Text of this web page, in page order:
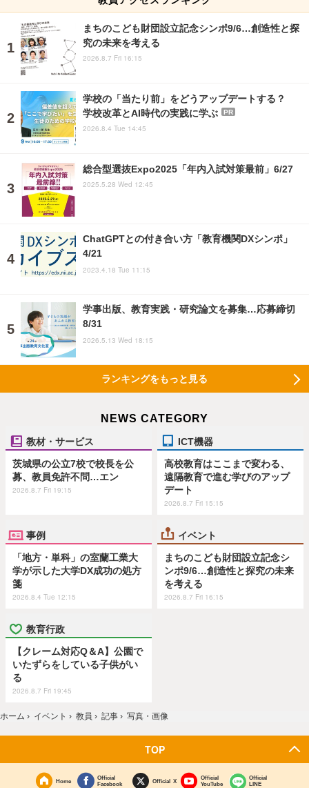
まちのこども財団設立記念シンポ9/6…創造性と探
究の未来を考える
2026.8.7 Fri 16:15
学校の「当たり前」をどうアップデートする？
学校改革とAI時代の実践に学ぶ
PR
2026.8.4 Tue 14:45
総合型選抜Expo2025「年内入試対策最前」6/27
2025.5.28 Wed 12:45
ChatGPTとの付き合い方「教育機関DXシンポ」
4/21
2023.4.18 Tue 11:15
学事出版、教育実践・研究論文を募集…応募締切
8/31
2026.5.13 Wed 18:15
ランキングをもっと見る
NEWS CATEGORY
教材・サービス
茨城県の公立7校で校長を公
募、教員免許不問…エン
2026.8.7 Fri 19:15
ICT機器
高校教育はここまで変わる、
遠隔教育で進む学びのアップ
デート
2026.8.7 Fri 15:15
事例
「地方・単科」の室蘭工業大
学が示した大学DX成功の処方
箋
2026.8.4 Tue 12:15
イベント
まちのこども財団設立記念シ
ンポ9/6…創造性と探究の未来
を考える
2026.8.7 Fri 16:15
教育行政
【クレーム対応Q＆A】公園で
いたずらをしている子供がい
る
2026.8.7 Fri 19:45
ホーム › イベント › 教員 › 記事 › 写真・画像
TOP
Home
Official
Facebook
Official X
Official
YouTube
Official
LINE